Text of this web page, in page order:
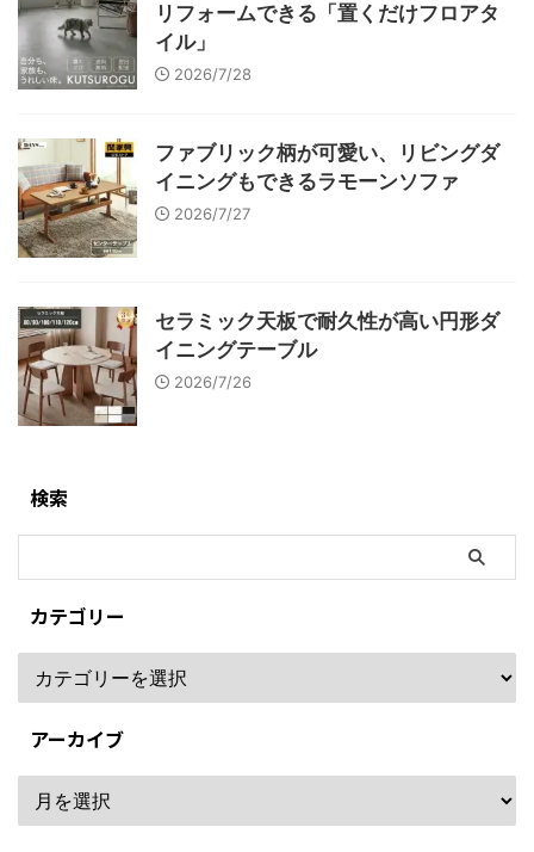
リフォームできる「置くだけフロアタ
イル」
2026/7/28
ファブリック柄が可愛い、リビングダ
イニングもできるラモーンソファ
2026/7/27
セラミック天板で耐久性が高い円形ダ
イニングテーブル
2026/7/26
検索
カテゴリー
アーカイブ